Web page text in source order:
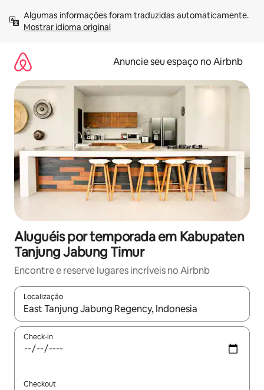
para
Mostrar idioma original
Anuncie seu espaço no Airbnb
Aluguéis por temporada em Kabupaten
Tanjung Jabung Timur
Encontre e reserve lugares incríveis no Airbnb
Localização
Quando os resultados estiverem disponíveis, explore-os
Check-in
Checkout